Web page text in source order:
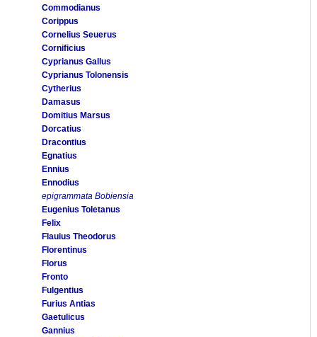
Commodianus
Corippus
Cornelius Seuerus
Cornificius
Cyprianus Gallus
Cyprianus Tolonensis
Cytherius
Damasus
Domitius Marsus
Dorcatius
Dracontius
Egnatius
Ennius
Ennodius
epigrammata Bobiensia
Eugenius Toletanus
Felix
Flauius Theodorus
Florentinus
Florus
Fronto
Fulgentius
Furius Antias
Gaetulicus
Gannius